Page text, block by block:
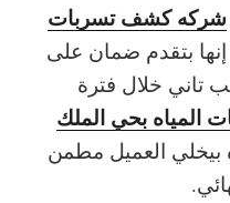
شركه كشف تسربات
إنها بتقدم ضمان على
تاني خلال فترة
بحي الملك
بيخلي العميل مطمن